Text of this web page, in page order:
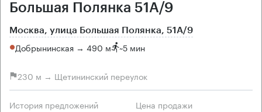
Большая Полянка 51А/9
Москва, улица Большая Полянка, 51А/9
Добрынинская → 490 м ~5 мин
230 м → Щетининский переулок
История предложений Цена продажи